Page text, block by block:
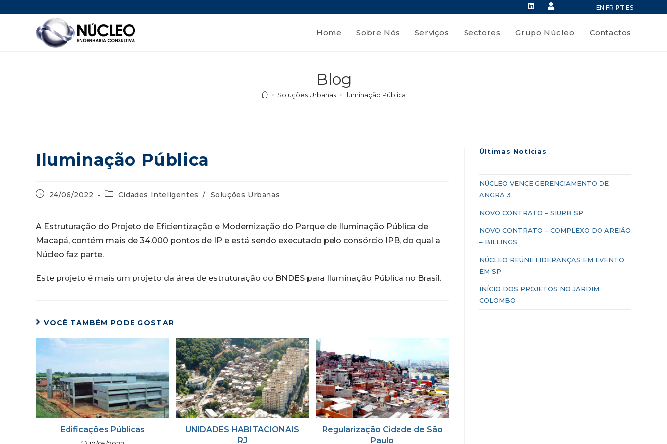
EN FR PT ES
Home Sobre Nós Serviços Sectores Grupo Núcleo Contactos
Blog
> Soluções Urbanas > Iluminação Pública
Iluminação Pública
24/06/2022 Cidades Inteligentes / Soluções Urbanas
A Estruturação do Projeto de Eficientização e Modernização do Parque de Iluminação Pública de
Macapá, contém mais de 34.000 pontos de IP e está sendo executado pelo consórcio IPB, do qual a
Núcleo faz parte.
Este projeto é mais um projeto da área de estruturação do BNDES para Iluminação Pública no Brasil.
VOCÊ TAMBÉM PODE GOSTAR
Edificações Públicas
UNIDADES HABITACIONAIS
RJ
Regularização Cidade de São
Paulo
Últimas Notícias
NÚCLEO VENCE GERENCIAMENTO DE
ANGRA 3
NOVO CONTRATO – SIURB SP
NOVO CONTRATO – COMPLEXO DO AREIÃO
– BILLINGS
NÚCLEO REÚNE LIDERANÇAS EM EVENTO
EM SP
INÍCIO DOS PROJETOS NO JARDIM
COLOMBO